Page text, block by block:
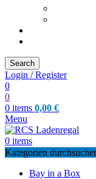
Search
Login / Register
0
0
0 items 0,00 €
Menu
0 items
Kategorien
Bay in a Box